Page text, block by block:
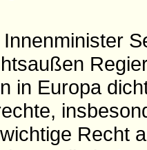
in Europa
Recht